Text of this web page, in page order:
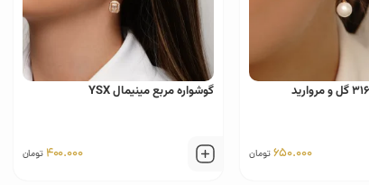
650.000 تومان
گوشواره مربع مینیمال YSX
400.000 تومان